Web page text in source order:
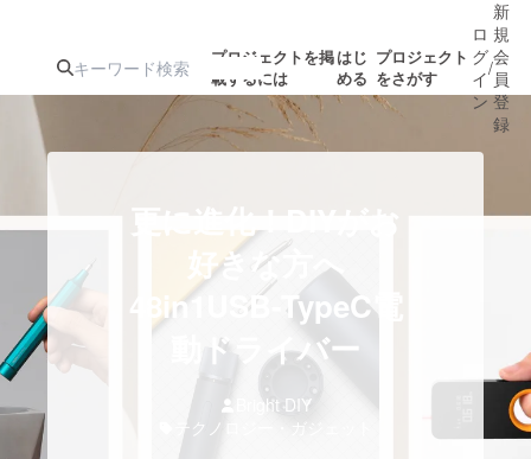
プロジェクトを掲
載するには
はじ
める
プロジェクト
をさがす
ジェクト
アート・写真
ゲーム・サ
書籍・雑誌
ロ
グ
イ
ン
/
新
規
会
員
登
録
更に進化！DIYがお
好きな方へ
48in1USB-TypeC電
動ドライバー
Bright DIY
テクノロジー・ガジェット